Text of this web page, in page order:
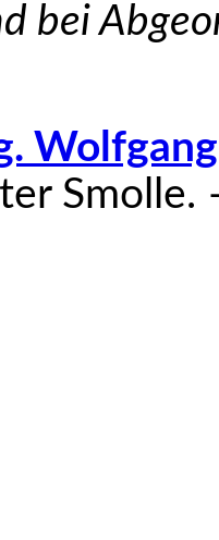
bei
Smolle.